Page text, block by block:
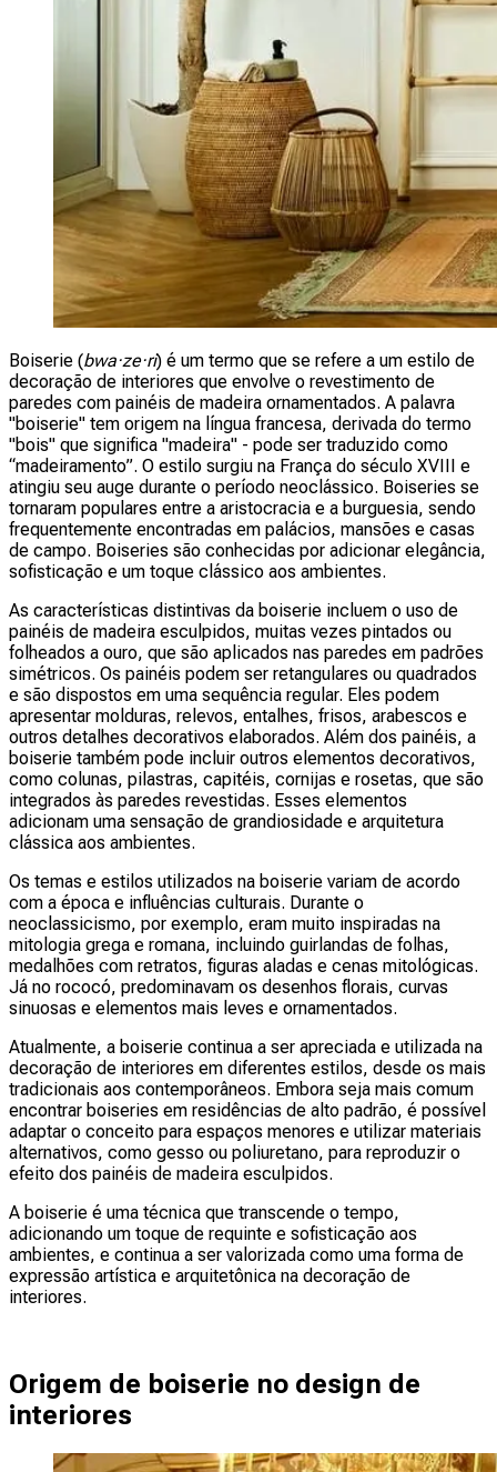
Boiserie (bwa·ze·ri) é um termo que se refere a um estilo de
decoração de interiores que envolve o revestimento de
paredes com painéis de madeira ornamentados. A palavra
"boiserie" tem origem na língua francesa, derivada do termo
"bois" que significa "madeira" - pode ser traduzido como
“madeiramento”. O estilo surgiu na França do século XVIII e
atingiu seu auge durante o período neoclássico. Boiseries se
tornaram populares entre a aristocracia e a burguesia, sendo
frequentemente encontradas em palácios, mansões e casas
de campo. Boiseries são conhecidas por adicionar elegância,
sofisticação e um toque clássico aos ambientes.
As características distintivas da boiserie incluem o uso de
painéis de madeira esculpidos, muitas vezes pintados ou
folheados a ouro, que são aplicados nas paredes em padrões
simétricos. Os painéis podem ser retangulares ou quadrados
e são dispostos em uma sequência regular. Eles podem
apresentar molduras, relevos, entalhes, frisos, arabescos e
outros detalhes decorativos elaborados. Além dos painéis, a
boiserie também pode incluir outros elementos decorativos,
como colunas, pilastras, capitéis, cornijas e rosetas, que são
integrados às paredes revestidas. Esses elementos
adicionam uma sensação de grandiosidade e arquitetura
clássica aos ambientes.
Os temas e estilos utilizados na boiserie variam de acordo
com a época e influências culturais. Durante o
neoclassicismo, por exemplo, eram muito inspiradas na
mitologia grega e romana, incluindo guirlandas de folhas,
medalhões com retratos, figuras aladas e cenas mitológicas.
Já no rococó, predominavam os desenhos florais, curvas
sinuosas e elementos mais leves e ornamentados.
Atualmente, a boiserie continua a ser apreciada e utilizada na
decoração de interiores em diferentes estilos, desde os mais
tradicionais aos contemporâneos. Embora seja mais comum
encontrar boiseries em residências de alto padrão, é possível
adaptar o conceito para espaços menores e utilizar materiais
alternativos, como gesso ou poliuretano, para reproduzir o
efeito dos painéis de madeira esculpidos.
A boiserie é uma técnica que transcende o tempo,
adicionando um toque de requinte e sofisticação aos
ambientes, e continua a ser valorizada como uma forma de
expressão artística e arquitetônica na decoração de
interiores.
Origem de boiserie no design de
interiores